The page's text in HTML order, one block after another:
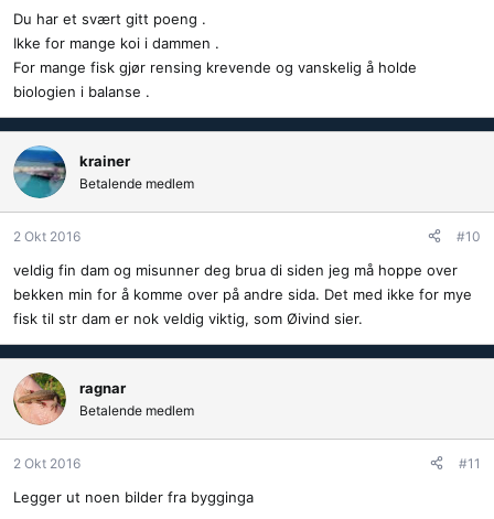
Du har et svært gitt poeng .
Ikke for mange koi i dammen .
For mange fisk gjør rensing krevende og vanskelig å holde
biologien i balanse .
krainer
Betalende medlem
2 Okt 2016 #10
veldig fin dam og misunner deg brua di siden jeg må hoppe over
bekken min for å komme over på andre sida. Det med ikke for mye
fisk til str dam er nok veldig viktig, som Øivind sier.
ragnar
Betalende medlem
2 Okt 2016 #11
Legger ut noen bilder fra bygginga